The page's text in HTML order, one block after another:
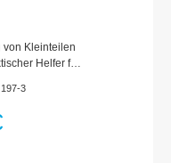
Kleinteilen
(ca. 2,5 kg
z.B. an
-schränken,
197-3